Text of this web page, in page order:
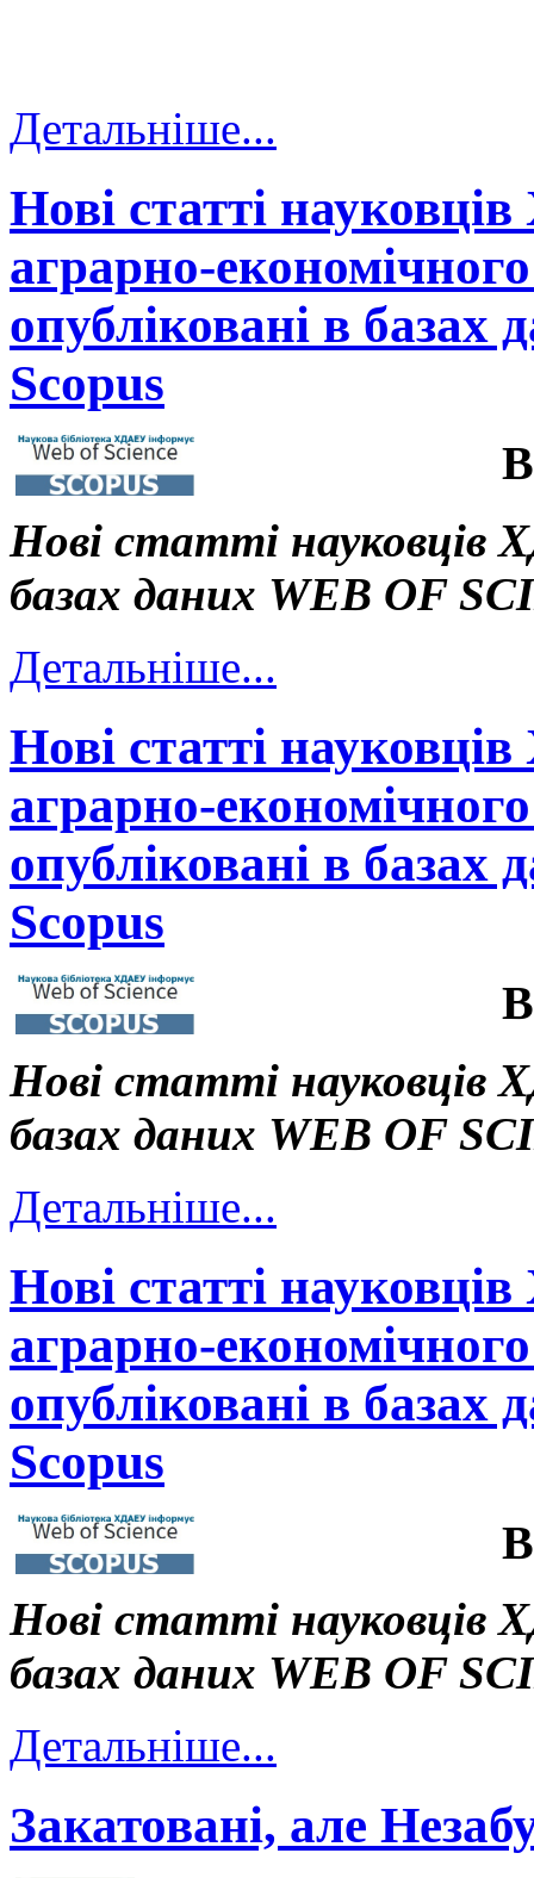
Детальніше...
Нові статті
аграрно-економічного
опубліковані в базах
Scopus
Нові статті науковців
базах даних WEB OF
Детальніше...
Нові статті
аграрно-економічного
опубліковані в базах
Scopus
Нові статті науковців
базах даних WEB OF
Детальніше...
Нові статті
аграрно-економічного
опубліковані в базах
Scopus
Нові статті науковців
базах даних WEB OF
Детальніше...
Закатовані, але